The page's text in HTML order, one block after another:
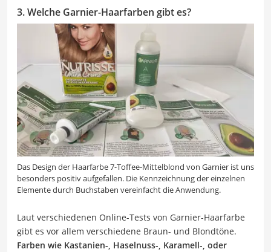
3. Welche Garnier-Haarfarben gibt es?
Das Design der Haarfarbe 7-Toffee-Mittelblond von Garnier ist uns
besonders positiv aufgefallen. Die Kennzeichnung der einzelnen
Elemente durch Buchstaben vereinfacht die Anwendung.
Laut verschiedenen Online-Tests von Garnier-Haarfarbe
gibt es vor allem verschiedene Braun- und Blondtöne.
Farben wie Kastanien-, Haselnuss-, Karamell-, oder